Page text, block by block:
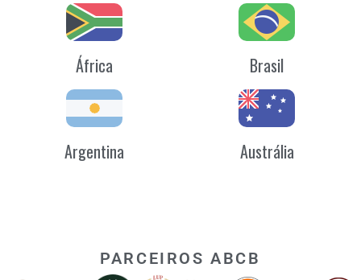
África Brasil
Argentina Austrália
PARCEIROS ABCB